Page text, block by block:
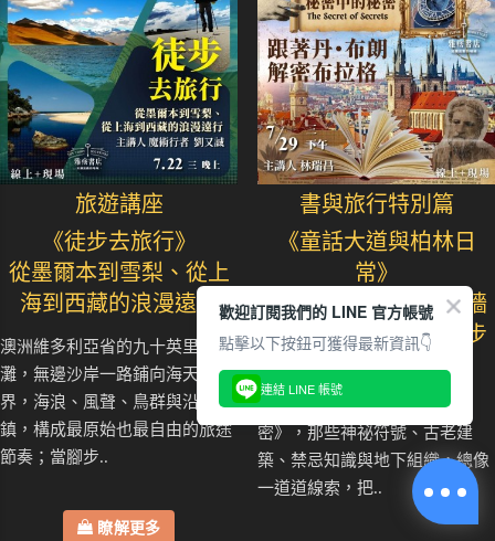
旅遊講座
《徒步去旅行》
從墨爾本到雪梨、從上
海到西藏的浪漫遠行
澳洲維多利亞省的九十英里海
灘，無邊沙岸一路鋪向海天交
界，海浪、風聲、鳥群與沿途小
鎮，構成最原始也最自由的旅途
節奏；當腳步..
瞭解更多
書與旅行特別篇
《童話大道與柏林日
常》
從格林森林、塗鴉圍牆
到北德港都的風景散步
從《達文西密碼》《天使與魔
鬼》到最新作品《秘密中的秘
密》，那些神祕符號、古老建
築、禁忌知識與地下組織，總像
一道道線索，把..
歡迎訂閱我們的 LINE 官方帳號
點擊以下按鈕可獲得最新資訊👇
連結 LINE 帳號